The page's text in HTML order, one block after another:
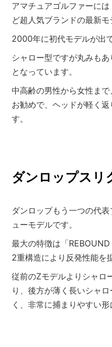
アマチュアゴルファーに
ど超人気ブランドの最新モ
2000年に初代モデルが出
シャロー型ですが丸みも
となっています。
中高齢の男性から女性ま
お勧めで、ヘッドが軽く
す。
ダンロップスリ
ダンロップもう一つの代
ューモデルです。
最大の特徴は「
2重構造により反発性能を
従前のZモデルよりシャロ
り、後方が薄く長いシャ
く、非常に捕まりやすい形